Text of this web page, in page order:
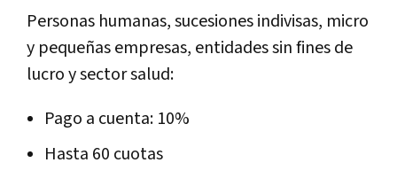
Personas humanas, sucesiones indivisas, micro
y pequeñas empresas, entidades sin fines de
lucro y sector salud:
Pago a cuenta: 10%
Hasta 60 cuotas